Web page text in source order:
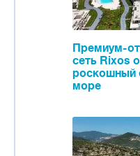
Премиум-
сеть Rixos
роскошный
море